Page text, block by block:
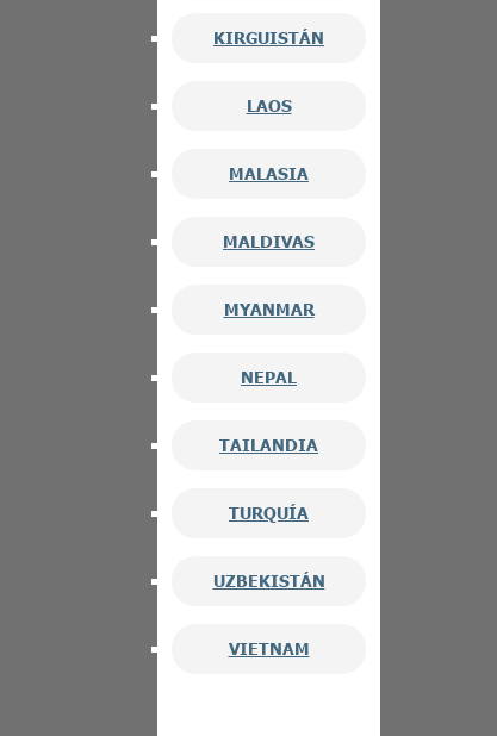
KIRGUISTÁN
LAOS
MALASIA
MALDIVAS
MYANMAR
NEPAL
TAILANDIA
TURQUÍA
UZBEKISTÁN
VIETNAM